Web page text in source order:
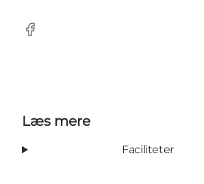
Facebook
Læs mere
Faciliteter